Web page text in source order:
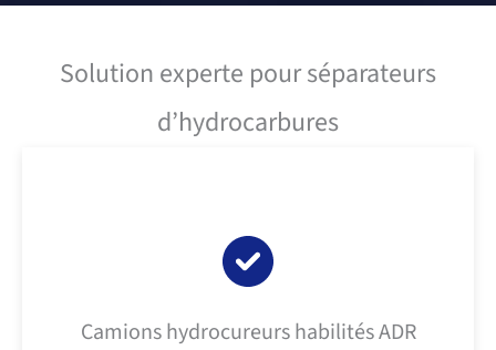
Solution experte pour séparateurs
d’hydrocarbures
Camions hydrocureurs habilités ADR